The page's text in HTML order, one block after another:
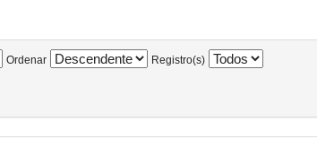
Ordenar Registro(s)